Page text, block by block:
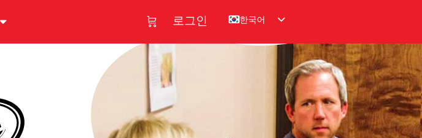
로그인 한국어